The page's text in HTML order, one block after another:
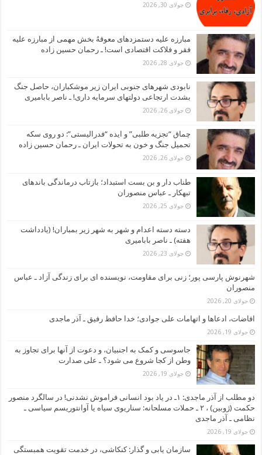
جولای 30, 2026
مبارزه علیه دستمزدهای معوقهُ بخش مهمی از مبارزه علیه
فقر و فلاکت اقتصادی است! ـ رحمان حسین زاده
جولای 28, 2026
نابودی شهرهای جنوبی ایران زیر موشکباران، حاصل جنگ
بشدت ارتجاعی دولتهای سرمایه داری! ـ ناصر بابامیری
جولای 26, 2026
چماق “تجزیه طلبی” و ایده “فدرالیستی”: دو روی سکه
تحمیل جنگ و خون به تحولات ایران ـ رحمان حسین زاده
جولای 26, 2026
طناب دار و بن بست استبداد؛ بازتاب درماندگی باندهای
تبهکار ـ عباس منصوران
جولای 25, 2026
دسته دسته اعدام و شهر به شهر زیر بمباران! (یادداشت
هفته) ـ ناصر بابامیری
جولای 23, 2026
شهرنوش پارسی پور؛ زنی برای مقاومت، نویسنده ای برای زندگی آزاد ـ عباس
منصوران
جولای 20, 2026
افاضات، ادعاها و اتهامات علی جوادی؛ خدا حافظ رفیق ـ آذر ماجدی
جولای 19, 2026
جاسوسی و کمک به اجنبیان، و دعوت از آنها برای تجاوز به
وطن از کجا شروع می شود؟ ـ علی صدارت
جولای 19, 2026
دو مطلب از آذر ماجدی: ۱ـ در یاد بود انسانی فراموش نشدنی! در سالگرد منصور
حکمت (ژوبین) ، ۲ ـ حملات مسلحانه: سناریوی سیاه یا آوانتوریسم سیاسی ـ
نظامی ـ آذر ماجدی
جولای 19, 2026
سازمان یابی و گذار: کنکاشی، در خدمت تقویت همبستگی